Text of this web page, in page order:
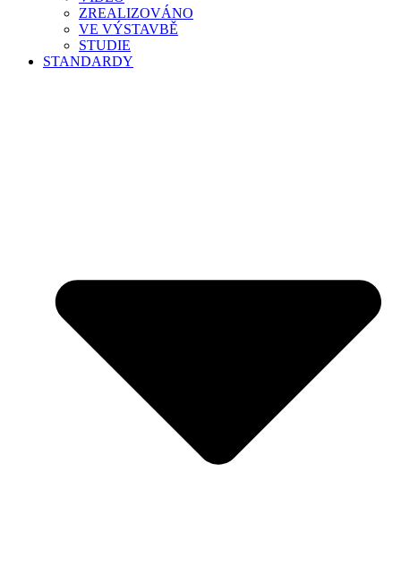
ZREALIZOVÁNO
VE VÝSTAVBĚ
STUDIE
STANDARDY